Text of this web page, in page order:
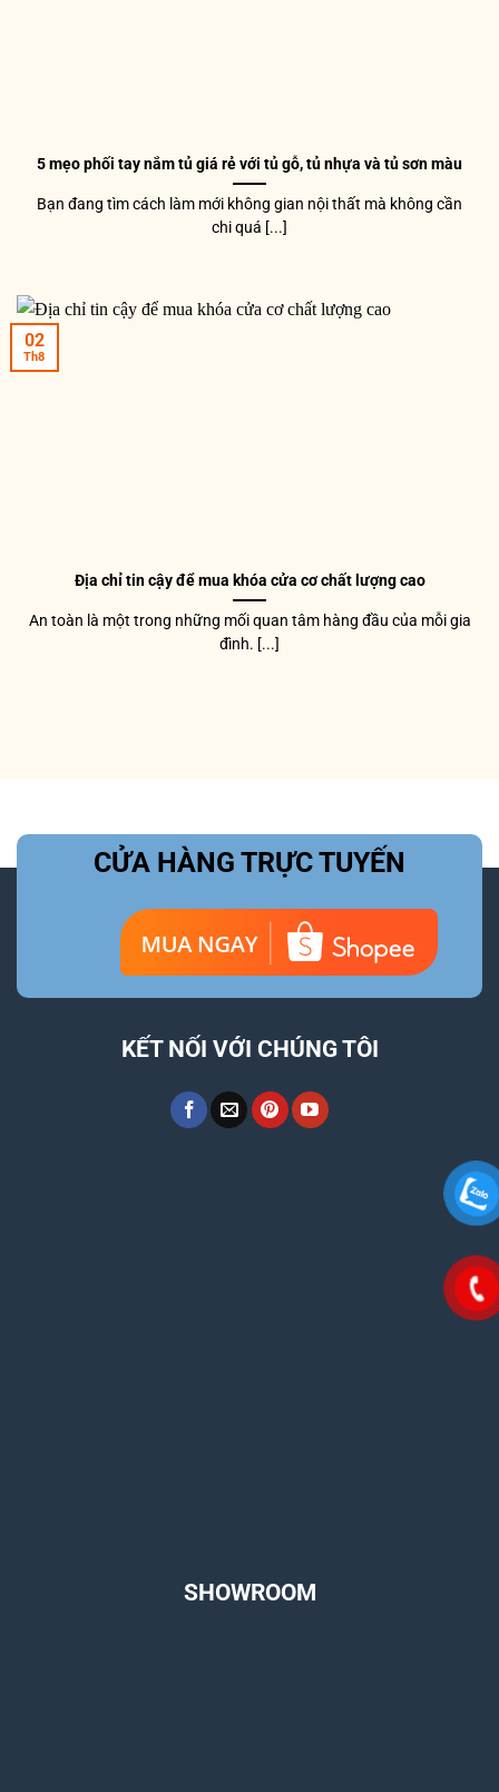
5 mẹo phối tay nắm tủ giá rẻ với tủ gỗ, tủ nhựa và tủ sơn màu
Bạn đang tìm cách làm mới không gian nội thất mà không cần
chi quá [...]
Địa chỉ tin cậy để mua khóa cửa cơ chất lượng cao
An toàn là một trong những mối quan tâm hàng đầu của mỗi gia
đình. [...]
02
Th8
CỬA HÀNG TRỰC TUYẾN
KẾT NỐI VỚI CHÚNG TÔI
SHOWROOM